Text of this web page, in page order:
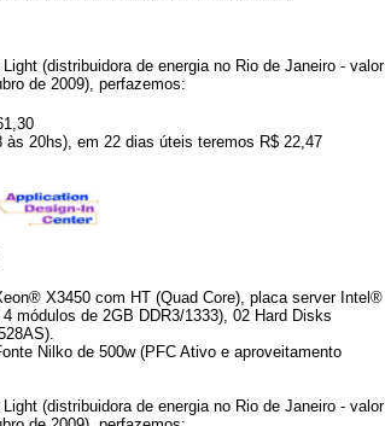
(distribuidora de energia no Rio de Janeiro - valor
de 2009), perfazemos:
20hs), em 22 dias úteis teremos R$ 22,47
X3450 com HT (Quad Core), placa server Intel®
módulos de 2GB DDR3/1333), 02 Hard Disks
Nilko de 500w (PFC Ativo e aproveitamento
(distribuidora de energia no Rio de Janeiro - valor